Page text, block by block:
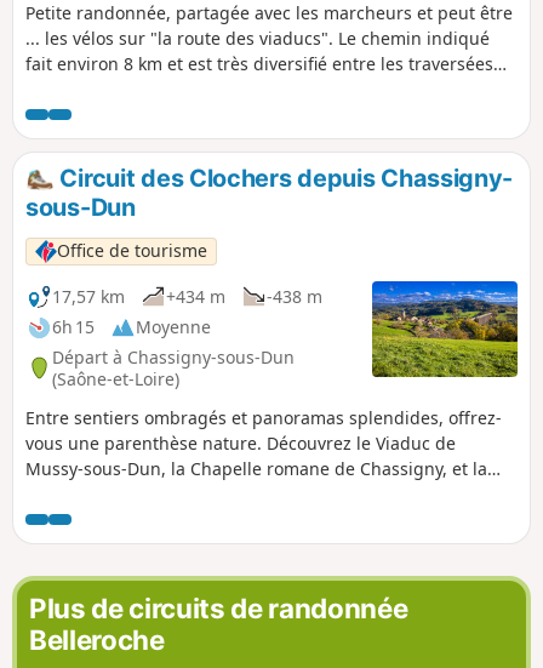
Petite randonnée, partagée avec les marcheurs et peut être
... les vélos sur "la route des viaducs". Le chemin indiqué
fait environ 8 km et est très diversifié entre les traversées
sans trop de dénivelé.
Circuit des Clochers depuis Chassigny-
sous-Dun
Office de tourisme
17,57 km
+434 m
-438 m
6h 15
Moyenne
Départ à Chassigny-sous-Dun
(Saône-et-Loire)
Entre sentiers ombragés et panoramas splendides, offrez-
vous une parenthèse nature. Découvrez le Viaduc de
Mussy-sous-Dun, la Chapelle romane de Chassigny, et la
Chapelle de Dun, en cours de circuit, vous permettra
d'apprécier l'un des plus beaux points de vue de la région.
Plus de circuits de randonnée
Belleroche